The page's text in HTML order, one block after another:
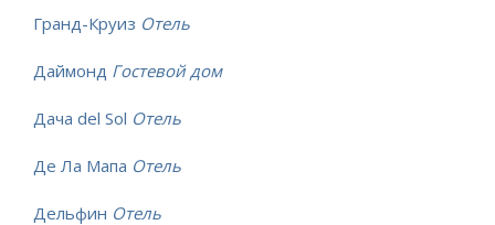
Гранд-Круиз Отель
Даймонд Гостевой дом
Дача del Sol Отель
Де Ла Мапа Отель
Дельфин Отель